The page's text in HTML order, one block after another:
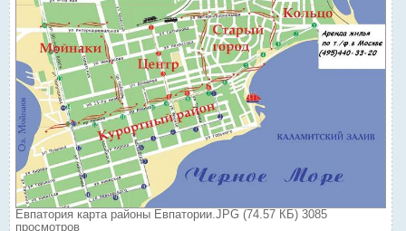
Евпатория карта районы Евпатории.JPG (74.57 КБ) 3085
просмотров